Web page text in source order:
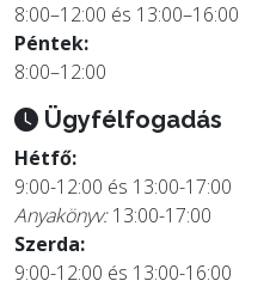
8:00–12:00 és 13:00–16:00
Péntek:
8:00–12:00
Ügyfélfogadás
Hétfő:
9:00-12:00 és 13:00-17:00
Anyakönyv:13:00-17:00
Szerda:
9:00-12:00 és 13:00-16:00